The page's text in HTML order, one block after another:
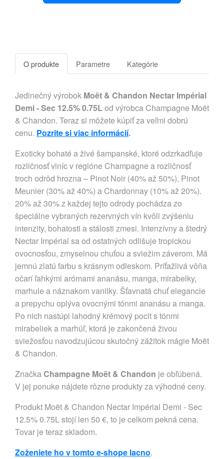
O produkte Parametre Kategórie
Jedinečný výrobok Moët & Chandon Nectar Impérial
Demi - Sec 12.5% 0.75Lod výrobca Champagne Moët
& Chandon. Teraz si môžete kúpiť za veľmi dobrú
cenu. Pozrite si viac informácií.
Exoticky bohaté a živé šampanské, ktoré odzrkadľuje
rozličnosť viníc v regióne Champagne a rozličnosť
troch odrôd hrozna – Pinot Noir (40% až 50%), Pinot
Meunier (30% až 40%) a Chardonnay (10% až 20%).
20% až 30% z každej tejto odrody pochádza zo
špeciálne vybraných rezervných vín kvôli zvýšeniu
intenzity, bohatosti a stálosti zmesi. Intenzívny a štedrý
Nectar Impérial sa od ostatných odlišuje tropickou
ovocnosťou, zmyselnou chuťou a sviežim záverom. Má
jemnú zlatú farbu s krásnym odleskom. Príťažlivá vôňa
očarí ľahkými arómami ananásu, manga, mirabelky,
marhule a náznakom vanilky. Šťavnatá chuť elegancie
a prepychu oplýva ovocnými tónmi ananásu a manga.
Po nich nastúpi lahodný krémový pocit s tónmi
mirabeliek a marhúľ, ktorá je zakončená živou
sviežosťou navodzujúcou skutočný zážitok mágie Moët
& Chandon.
ZnačkaChampagne Moët & Chandon je obľúbená.
V jej ponuke nájdete rôzne produkty za výhodné ceny.
Produkt Moët & Chandon Nectar Impérial Demi - Sec
12.5% 0.75L stojí len 50 €, to je celkom pekná cena.
Tovar je teraz skladom.
Zoženiete ho v tomto e-shope lacno.